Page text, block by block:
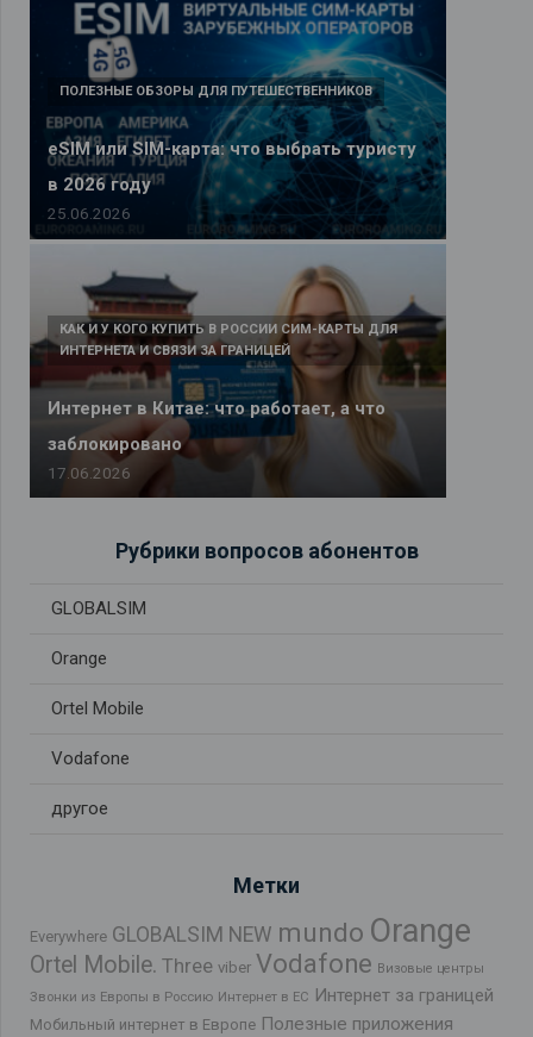
eSIM или SIM-карта: что выбрать туристу
в 2026 году
ПОЛЕЗНЫЕ ОБЗОРЫ ДЛЯ ПУТЕШЕСТВЕННИКОВ
25.06.2026
Интернет в Китае: что работает, а что
заблокировано
КАК И У КОГО КУПИТЬ В РОССИИ СИМ-КАРТЫ ДЛЯ
ИНТЕРНЕТА И СВЯЗИ ЗА ГРАНИЦЕЙ
17.06.2026
Рубрики вопросов абонентов
GLOBALSIM
Orange
Ortel Mobile
Vodafone
другое
Метки
Everywhere GLOBALSIM NEW mundo Orange
Ortel Mobile. Three viber Vodafone Визовые центры
Звонки из Европы в Россию Интернет в ЕС Интернет за границей
Мобильный интернет в Европе Полезные приложения